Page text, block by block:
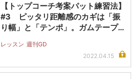
【トップコーチ考案パット練習法】
#3 ピッタリ距離感のカギは「振
り幅」と「テンポ」。ガムテープを
レッスン 週刊GD
2022.04.15